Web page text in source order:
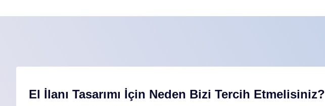
El İlanı Tasarımı İçin Neden Bizi Tercih Etmelisiniz?